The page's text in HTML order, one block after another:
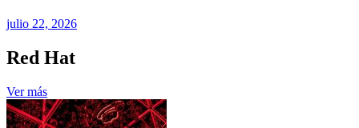
julio 22, 2026
Red Hat
Ver más